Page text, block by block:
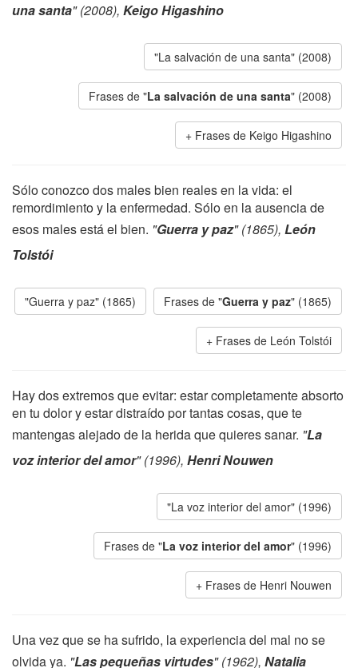
una santa" (2008), Keigo Higashino
"La salvación de una santa" (2008)
Frases de "La salvación de una santa" (2008)
Frases de Keigo Higashino
Sólo conozco dos males bien reales en la vida: el
remordimiento y la enfermedad. Sólo en la ausencia de
esos males está el bien. "Guerra y paz" (1865), León
Tolstói
"Guerra y paz" (1865) Frases de "Guerra y paz" (1865)
Frases de León Tolstói
Hay dos extremos que evitar: estar completamente absorto
en tu dolor y estar distraído por tantas cosas, que te
mantengas alejado de la herida que quieres sanar. "La
voz interior del amor" (1996), Henri Nouwen
"La voz interior del amor" (1996)
Frases de "La voz interior del amor" (1996)
Frases de Henri Nouwen
Una vez que se ha sufrido, la experiencia del mal no se
olvida ya. "Las pequeñas virtudes" (1962), Natalia